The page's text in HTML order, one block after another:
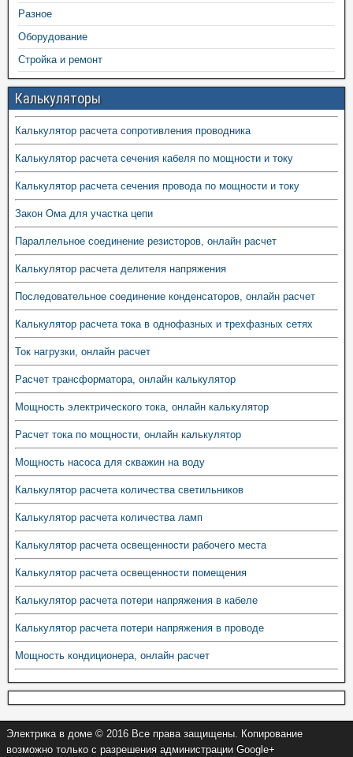
Разное
Оборудование
Стройка и ремонт
Калькуляторы
Калькулятор расчета сопротивления проводника
Калькулятор расчета сечения кабеля по мощности и току
Калькулятор расчета сечения провода по мощности и току
Закон Ома для участка цепи
Параллельное соединение резисторов, онлайн расчет
Калькулятор расчета делителя напряжения
Последовательное соединение конденсаторов, онлайн расчет
Калькулятор расчета тока в однофазных и трехфазных сетях
Ток нагрузки, онлайн расчет
Расчет трансформатора, онлайн калькулятор
Мощность электрического тока, онлайн калькулятор
Расчет тока по мощности, онлайн калькулятор
Мощность насоса для скважин на воду
Калькулятор расчета количества светильников
Калькулятор расчета количества ламп
Калькулятор расчета освещенности рабочего места
Калькулятор расчета освещенности помещения
Калькулятор расчета потери напряжения в кабеле
Калькулятор расчета потери напряжения в проводе
Мощность кондиционера, онлайн расчет
Электрика в доме © 2016 Все права защищены. Копирование
возможно только с разрешения администрации Google+